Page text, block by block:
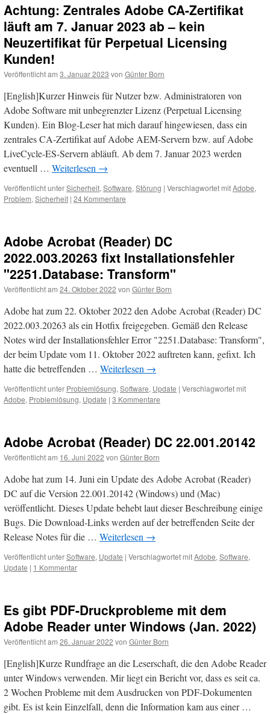
Achtung: Zentrales Adobe CA-Zertifikat
läuft am 7. Januar 2023 ab – kein
Neuzertifikat für Perpetual Licensing
Kunden!
Veröffentlicht am 3. Januar 2023 von Günter Born
[English]Kurzer Hinweis für Nutzer bzw. Administratoren von
Adobe Software mit unbegrenzter Lizenz (Perpetual Licensing
Kunden). Ein Blog-Leser hat mich darauf hingewiesen, dass ein
zentrales CA-Zertifikat auf Adobe AEM-Servern bzw. auf Adobe
LiveCycle-ES-Servern abläuft. Ab dem 7. Januar 2023 werden
eventuell … Weiterlesen →
Veröffentlicht unterSicherheit, Software, Störung | Verschlagwortet mitAdobe,
Problem, Sicherheit | 24 Kommentare
Adobe Acrobat (Reader) DC
2022.003.20263 fixt Installationsfehler
"2251.Database: Transform"
Veröffentlicht am 24. Oktober 2022 von Günter Born
Adobe hat zum 22. Oktober 2022 den Adobe Acrobat (Reader) DC
2022.003.20263 als ein Hotfix freigegeben. Gemäß den Release
Notes wird der Installationsfehler Error "2251.Database: Transform",
der beim Update vom 11. Oktober 2022 auftreten kann, gefixt. Ich
hatte die betreffenden … Weiterlesen →
Veröffentlicht unter Problemlösung, Software, Update | Verschlagwortet mit
Adobe, Problemlösung, Update | 3 Kommentare
Adobe Acrobat (Reader) DC 22.001.20142
Veröffentlicht am 16. Juni 2022 von Günter Born
Adobe hat zum 14. Juni ein Update des Adobe Acrobat (Reader)
DC auf die Version 22.001.20142 (Windows) und (Mac)
veröffentlicht. Dieses Update behebt laut dieser Beschreibung einige
Bugs. Die Download-Links werden auf der betreffenden Seite der
Release Notes für die … Weiterlesen →
Veröffentlicht unterSoftware, Update | Verschlagwortet mitAdobe, Software,
Update | 1 Kommentar
Es gibt PDF-Druckprobleme mit dem
Adobe Reader unter Windows (Jan. 2022)
Veröffentlicht am 26. Januar 2022 von Günter Born
[English]Kurze Rundfrage an die Leserschaft, die den Adobe Reader
unter Windows verwenden. Mir liegt ein Bericht vor, dass es seit ca.
2 Wochen Probleme mit dem Ausdrucken von PDF-Dokumenten
gibt. Es ist kein Einzelfall, denn die Information kam aus einer …